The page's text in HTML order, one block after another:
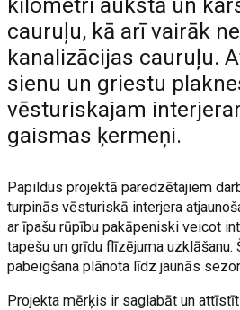
kilometri aukstā un
cauruļu, kā arī vairāk
kanalizācijas cauruļu.
sienu un griestu
vēsturiskajam
gaismas ķermeņi.
Papildus projektā paredzētajiem
turpinās vēsturiskā interjera
ar īpašu rūpību pakāpeniski veicot
tapešu un grīdu flīzējuma uzklāšanu.
pabeigšana plānota līdz jaunās
Projekta mērķis ir saglabāt un